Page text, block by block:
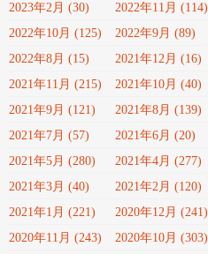
2023年2月 (30)
2022年11月 (114)
2022年10月 (125)
2022年9月 (89)
2022年8月 (15)
2021年12月 (16)
2021年11月 (215)
2021年10月 (40)
2021年9月 (121)
2021年8月 (139)
2021年7月 (57)
2021年6月 (20)
2021年5月 (280)
2021年4月 (277)
2021年3月 (40)
2021年2月 (120)
2021年1月 (221)
2020年12月 (241)
2020年11月 (243)
2020年10月 (303)